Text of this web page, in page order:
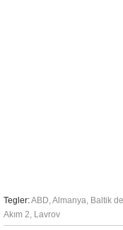
Tegler:ABD,Almanya, Baltik
Akım 2, Lavrov